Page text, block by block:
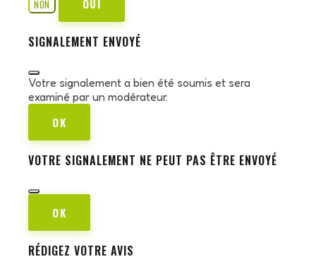
NON
OUI
SIGNALEMENT ENVOYÉ
Votre signalement a bien été soumis et sera
examiné par un modérateur.
OK
VOTRE SIGNALEMENT NE PEUT PAS ÊTRE ENVOYÉ
OK
RÉDIGEZ VOTRE AVIS